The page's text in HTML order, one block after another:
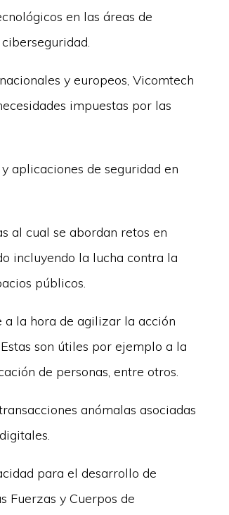
en las áreas de
y europeos, Vicomtech
impuestas por las
aplicaciones de seguridad en
al cual se abordan retos en
incluyendo la lucha contra la
públicos.
a la hora de agilizar la acción
son útiles por ejemplo a la
de personas, entre otros.
anómalas asociadas
para el desarrollo de
Fuerzas y Cuerpos de